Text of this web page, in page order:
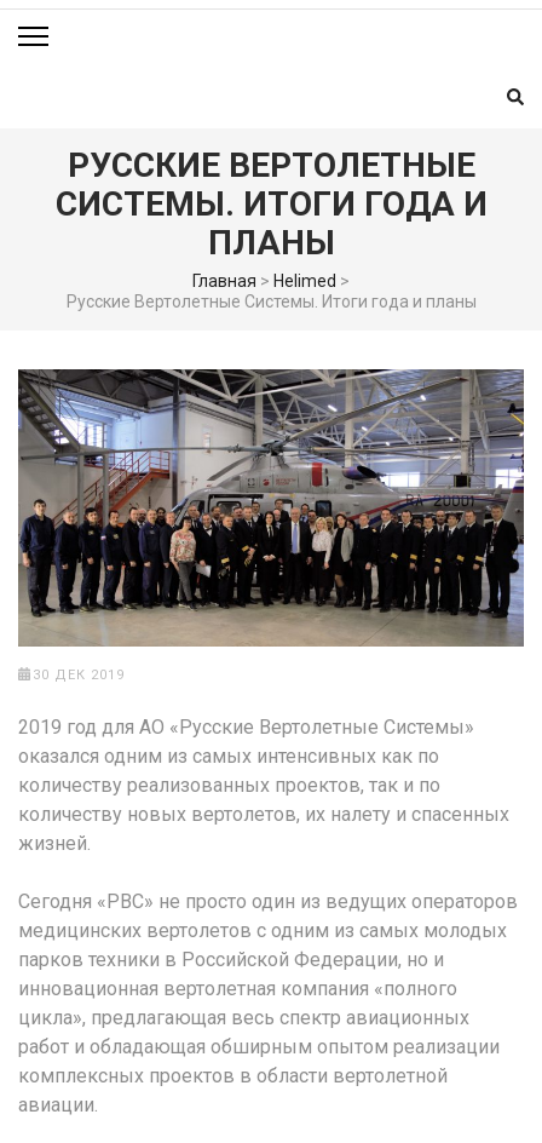
РУССКИЕ ВЕРТОЛЕТНЫЕ
СИСТЕМЫ. ИТОГИ ГОДА И
ПЛАНЫ
Главная > Helimed >
Русские Вертолетные Системы. Итоги года и планы
30 ДЕК 2019
2019 год для АО «Русские Вертолетные Системы»
оказался одним из самых интенсивных как по
количеству реализованных проектов, так и по
количеству новых вертолетов, их налету и спасенных
жизней.
Сегодня «РВС» не просто один из ведущих операторов
медицинских вертолетов с одним из самых молодых
парков техники в Российской Федерации, но и
инновационная вертолетная компания «полного
цикла», предлагающая весь спектр авиационных
работ и обладающая обширным опытом реализации
комплексных проектов в области вертолетной
авиации.